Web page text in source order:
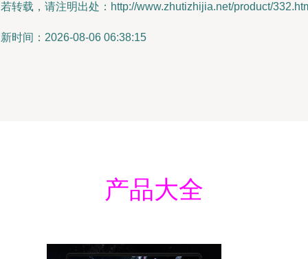
转载，请注明出处：http://www.zhutizhijia.net/product/
时间：2026-08-06 06:38:15
产品大全